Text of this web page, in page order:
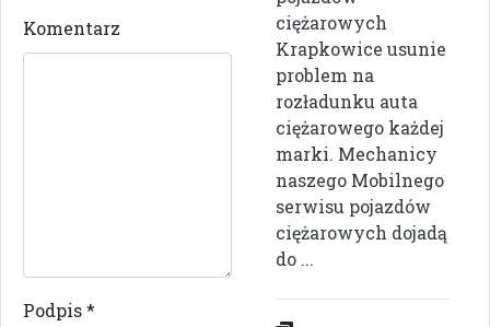
Komentarz
Podpis*
ciężarowych
Krapkowice usunie
problem na
rozładunku auta
ciężarowego każdej
marki. Mechanicy
naszego Mobilnego
serwisu pojazdów
ciężarowych dojadą
do ...